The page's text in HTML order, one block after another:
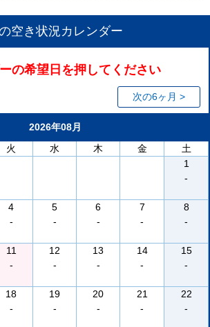
空き状況カレンダー
の希望日を押してください
次の6ヶ月 >
2026年08月
火 水 木 金
土
1
-
4
-
5
-
6
-
7
-
8
-
11
-
12
-
13
-
14
-
15
-
18
-
19
-
20
-
21
-
22
-